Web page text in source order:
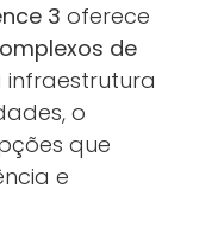
3 oferece
de
o
que
e